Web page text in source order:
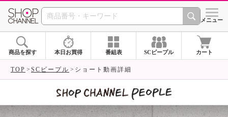
SHOP CHANNEL シメニュー
商品を探す 本日お買得 番組表 SCピープル カート
TOP SCピープル ショート動画詳細